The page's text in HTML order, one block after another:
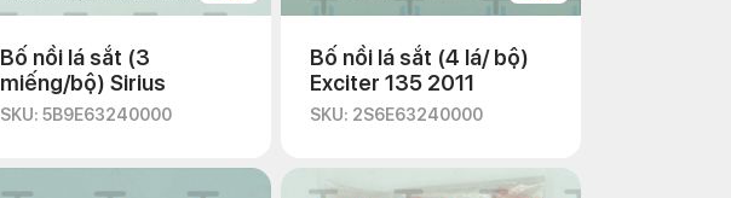
Bố nồi lá sắt (3
miếng/bộ) Sirius
SKU: 5B9E63240000
Bố nồi lá sắt (4 lá/ bộ)
Exciter 135 2011
SKU: 2S6E63240000